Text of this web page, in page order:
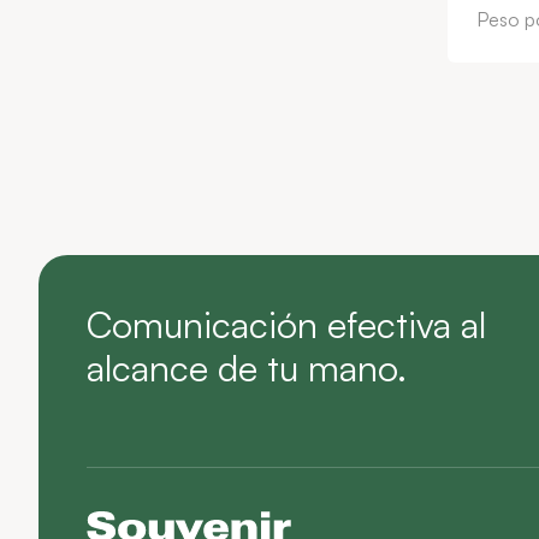
Peso
Comunicación efectiva al
alcance de tu mano.